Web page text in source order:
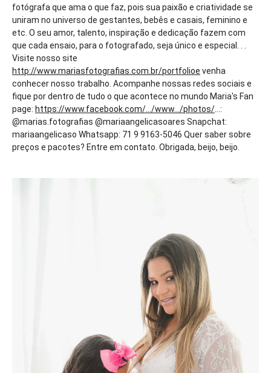
fotógrafa que ama o que faz, pois sua paixão e criatividade se
uniram no universo de gestantes, bebês e casais, feminino e
etc. O seu amor, talento, inspiração e dedicação fazem com
que cada ensaio, para o fotografado, seja único e especial. . .
Visite nosso site
http://www.mariasfotografias.com.br/portfolioe venha
conhecer nosso trabalho. Acompanhe nossas redes sociais e
fique por dentro de tudo o que acontece no mundo Maria's Fan
page: https://www.facebook.com/.../www.../photos/ ...:
@marias.fotografias @mariaangelicasoares Snapchat:
mariaangelicaso Whatsapp: 71 9 9163-5046 Quer saber sobre
preços e pacotes? Entre em contato. Obrigada, beijo, beijo.